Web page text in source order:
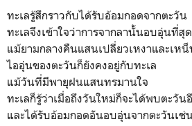
ทะเลรู้สึกราวกับได้รับอ้อมกอดจากตะวัน
ทะเลจึงเข้าใจว่าการจากลานั้นอบอุ่นที่สุ
แม้ยามกลางคืนแสนเปลี่ยวเหงาและเห
ไออุ่นของตะวันก็ยังคงอยู่กับทะเล
แม้วันที่มีพายุฝนแสนทรมานใจ
ทะเลก็รู้ว่าเมื่อถึงวันใหม่ก็จะได้พบตะวัน
และได้รับอ้อมกอดอันอบอุ่นจากตะวันเช่